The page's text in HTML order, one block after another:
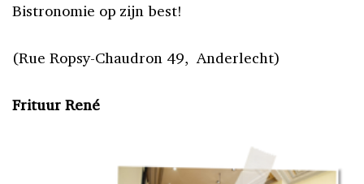
Bistronomie op zijn best!
(Rue Ropsy-Chaudron 49, Anderlecht)
Frituur René